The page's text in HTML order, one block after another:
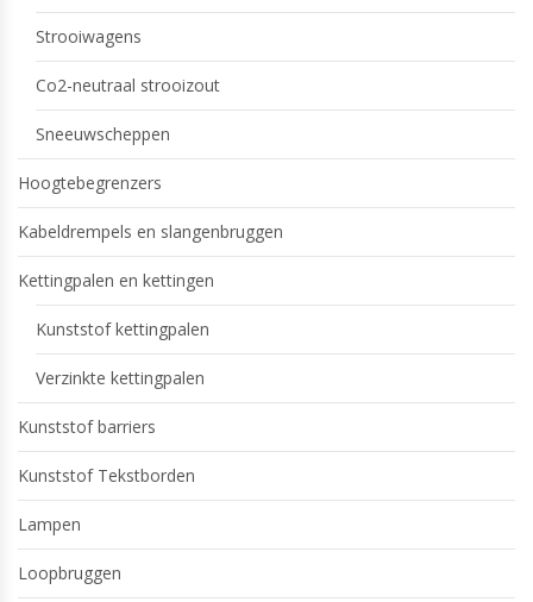
Strooiwagens
Co2-neutraal strooizout
Sneeuwscheppen
Hoogtebegrenzers
Kabeldrempels en slangenbruggen
Kettingpalen en kettingen
Kunststof kettingpalen
Verzinkte kettingpalen
Kunststof barriers
Kunststof Tekstborden
Lampen
Loopbruggen